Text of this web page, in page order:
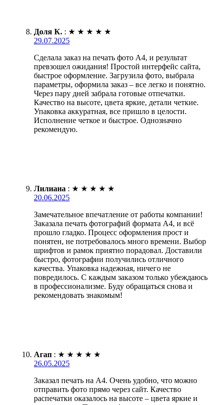
Доля К. : ★ ★ ★ ★ ★
29.07.2025
Сделала заказ на печать фото А4, и результат
превзошел ожидания! Простой интерфейс сайта,
быстрое оформление. Загрузила фото, выбрала
параметры, оформила заказ – все легко и понятно.
Через пару дней забрала готовые отпечатки.
Качество на высоте, цвета яркие, детали четкие.
Упаковка аккуратная, все пришло в целости.
Исполнение четкое и быстрое. Однозначно
рекомендую.
Лилиана : ★ ★ ★ ★ ★
20.06.2025
Замечательное впечатление от работы компании!
Заказала печать фотографий формата А4, и всё
прошло гладко. Процесс оформления прост и
понятен, не потребовалось много времени. Выбор
шрифтов и рамок приятно порадовал. Доставили
быстро, фотографии получились отличного
качества. Упаковка надежная, ничего не
повредилось. С каждым заказом только убеждаюсь
в профессионализме. Буду обращаться снова и
рекомендовать знакомым!
Агап : ★ ★ ★ ★ ★
26.05.2025
Заказал печать на А4. Очень удобно, что можно
отправить фото прямо через сайт. Качество
распечатки оказалось на высоте – цвета яркие и